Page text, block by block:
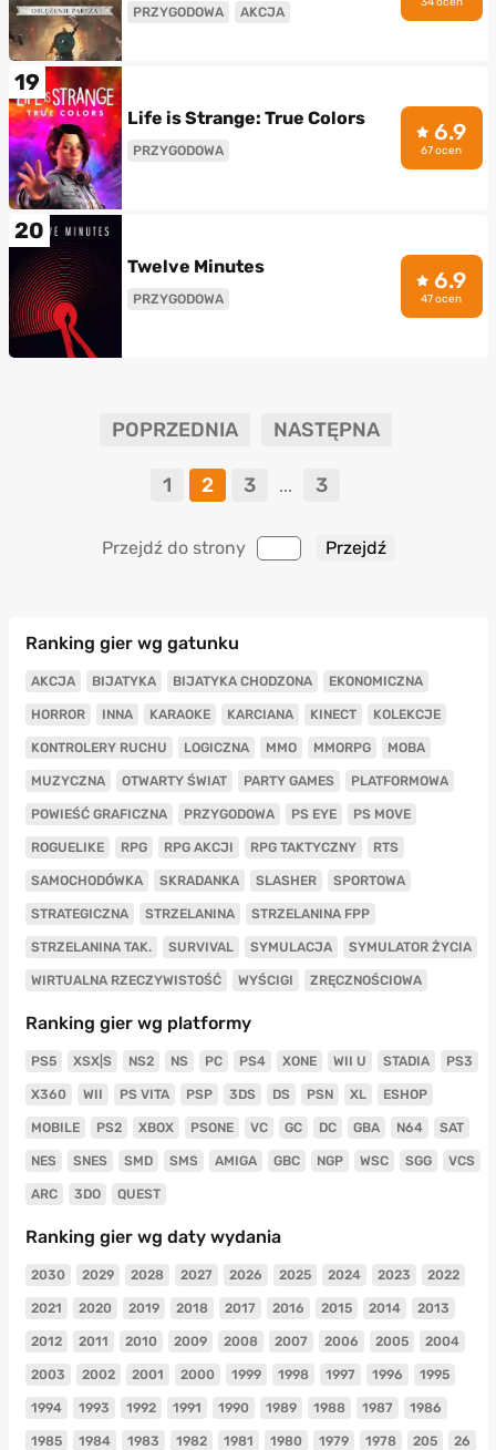
PRZYGODOWA AKCJA
19
Life is Strange: True Colors
PRZYGODOWA
6.9
67 ocen
20
Twelve Minutes
PRZYGODOWA
6.9
47 ocen
POPRZEDNIA NASTĘPNA
1 2 3 ... 3
Przejdź do strony
Ranking gier wg gatunku
AKCJA BIJATYKA BIJATYKA CHODZONA EKONOMICZNA
HORROR INNA KARAOKE KARCIANA KINECT KOLEKCJE
KONTROLERY RUCHU LOGICZNA MMO MMORPG MOBA
MUZYCZNA OTWARTY ŚWIAT PARTY GAMES PLATFORMOWA
POWIEŚĆ GRAFICZNA PRZYGODOWA PS EYE PS MOVE
ROGUELIKE RPG RPG AKCJI RPG TAKTYCZNY RTS
SAMOCHODÓWKA SKRADANKA SLASHER SPORTOWA
STRATEGICZNA STRZELANINA STRZELANINA FPP
STRZELANINA TAK. SURVIVAL SYMULACJA SYMULATOR ŻYCIA
WIRTUALNA RZECZYWISTOŚĆ WYŚCIGI ZRĘCZNOŚCIOWA
Ranking gier wg platformy
PS5 XSX|S NS2 NS PC PS4 XONE WII U STADIA PS3
X360 WII PS VITA PSP 3DS DS PSN XL ESHOP
MOBILE PS2 XBOX PSONE VC GC DC GBA N64 SAT
NES SNES SMD SMS AMIGA GBC NGP WSC SGG VCS
ARC 3DO QUEST
Ranking gier wg daty wydania
2030 2029 2028 2027 2026 2025 2024 2023 2022
2021 2020 2019 2018 2017 2016 2015 2014 2013
2012 2011 2010 2009 2008 2007 2006 2005 2004
2003 2002 2001 2000 1999 1998 1997 1996 1995
1994 1993 1992 1991 1990 1989 1988 1987 1986
1985 1984 1983 1982 1981 1980 1979 1978 205 26